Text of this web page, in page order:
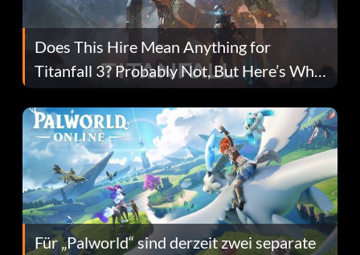
Does This Hire Mean Anything for
Titanfall 3? Probably Not, But Here’s Why
Fans Are Hopeful
Für „Palworld“ sind derzeit zwei separate